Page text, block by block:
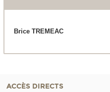
Brice TREMEAC
ACCÈS DIRECTS